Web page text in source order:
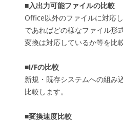
■入出力可能ファイルの比較
Office以外のファイルに対応
であればどの様なファイル形
変換は対応しているか等を比
■I/Fの比較
新規・既存システムへの組み
比較します。
■変換速度比較